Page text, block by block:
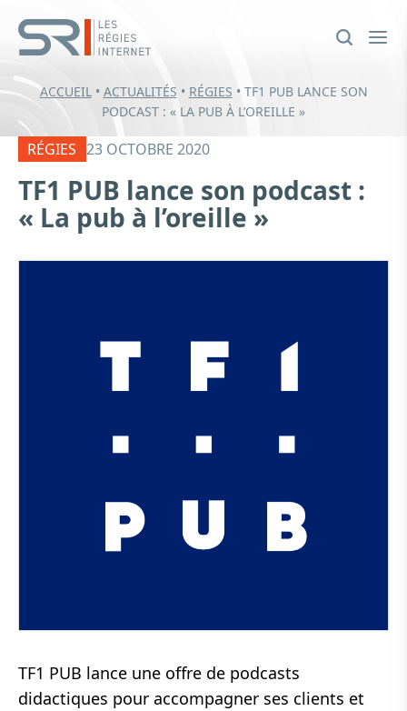
ACCUEIL• ACTUALITÉS • RÉGIES • TF1 PUB LANCE SON
PODCAST : « LA PUB À L’OREILLE »
RÉGIES 23 OCTOBRE 2020
TF1 PUB lance son podcast :
« La pub à l’oreille »
TF1 PUB lance une offre de podcasts
didactiques pour accompagner ses clients et